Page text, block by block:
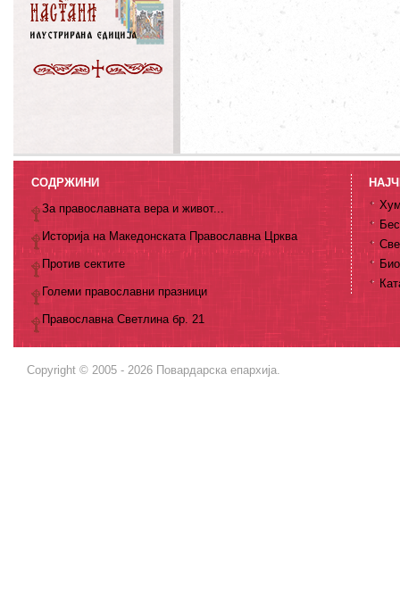
СОДРЖИНИ
За православната вера и живот...
Историја на Македонската Православна Црква
Против сектите
Големи православни празници
Православна Светлина бр. 21
Copyright © 2005 - 2026 Повардарска епархија.